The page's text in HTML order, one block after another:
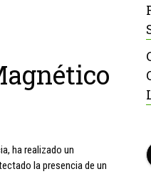
ha realizado un
la presencia de un